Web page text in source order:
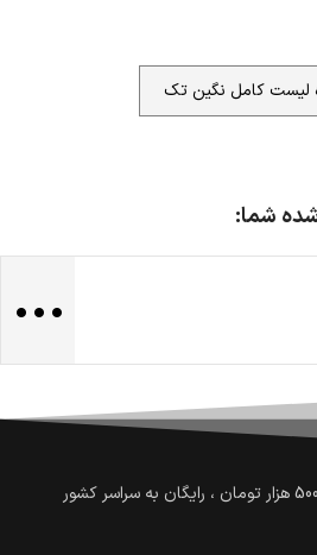
لیست کامل نگین تک
شما:
...
محصولات ارائه می‌شود.
500 هزار تومان ، رایگان به سراسر کشور